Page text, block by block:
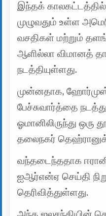
இந்தக்
முழுவதும் உள்ள
வசதிகள் மற்றும்
ஆளில்லா விமானத்
நடத்தியுள்ளது.
முன்னதாக, ஹோர்முஸ்
பேச்சுவார்த்தை
ஓமானிலிருந்து ஒரு
தலைநகர்
வந்தடைந்ததாக
ஐஆர்என்ஏ செய்தி
தெரிவித்துள்ளது.